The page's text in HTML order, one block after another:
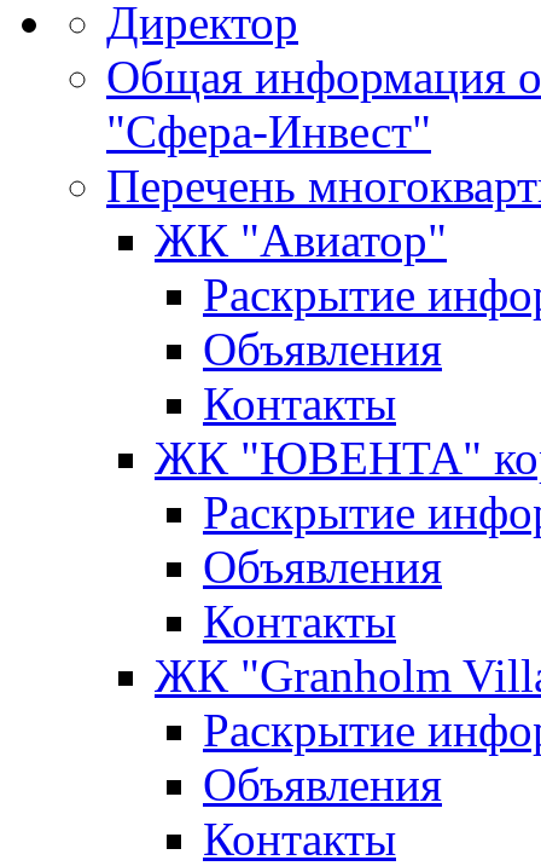
Директор
Общая информация
"Сфера-Инвест"
Перечень
ЖК "Авиатор"
Раскрытие
Объявления
Контакты
ЖК "ЮВЕНТА"
Раскрытие
Объявления
Контакты
ЖК "Granholm
Раскрытие
Объявления
Контакты